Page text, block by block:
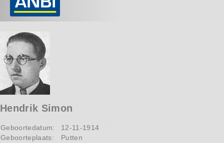
Hendrik Simon
Geboortedatum:
12-11-1914
Geboorteplaats:
Putten